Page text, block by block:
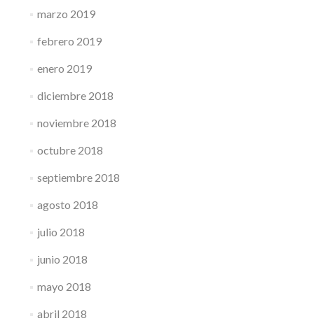
marzo 2019
febrero 2019
enero 2019
diciembre 2018
noviembre 2018
octubre 2018
septiembre 2018
agosto 2018
julio 2018
junio 2018
mayo 2018
abril 2018